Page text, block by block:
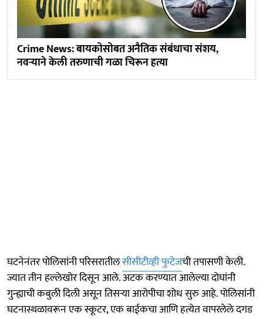
Crime News: बायकोसोबत अनैतिक संबंधाचा संशय,
नवऱ्याने केली तरुणाची गळा चिरून हत्या
घटनेनंतर पोलिसांनी परिसरातीलसीसीटीव्ही फुटेजची तपासणी केली.
ज्यात तीन हल्लेखोर दिसून आले. अटक करण्यात आलेल्या दोघांनी
गुन्ह्याची कबुली दिली असून तिसऱ्या आरोपीचा शोध सुरु आहे. पोलिसांनी
घटनास्थळावरून एक स्कूटर, एक बाईकचा आणि हत्येत वापरलेले दगड